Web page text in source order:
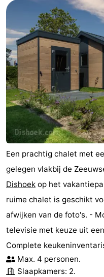
Een prachtig chalet met
gelegen vlakbij de
Dishoek op het
ruime chalet is geschikt
afwijken van de foto's. -
televisie met keuze uit
Complete
Max. 4 personen.
Slaapkamers: 2.